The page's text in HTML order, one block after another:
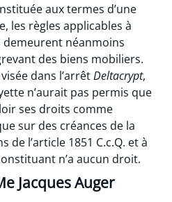
aux termes d’une
les règles applicables à
demeurent néanmoins
des biens mobiliers.
dans l’arrêtDeltacrypt,
n’aurait pas permis que
ses droits comme
sur des créances de la
de l’article 1851 C.c.Q. et à
n’a aucun droit.
Jacques Auger